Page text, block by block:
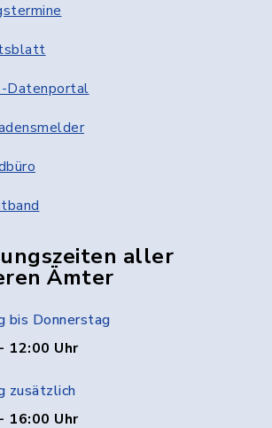
Datenportal
aller
Ämter
bis Donnerstag
12:00 Uhr
zusätzlich
16:00 Uhr